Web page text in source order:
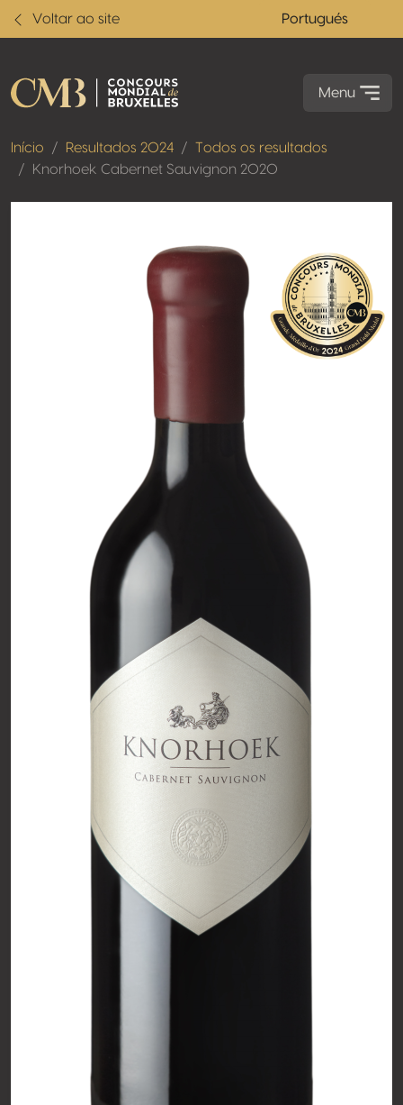
Voltar ao site Portugués
Menu
Início Resultados 2024
Todos os resultados
Knorhoek Cabernet Sauvignon 2020